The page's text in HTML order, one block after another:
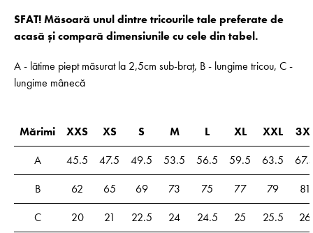
SFAT! Măsoară unul dintre tricourile tale preferate de
acasă și compară dimensiunile cu cele din tabel.
A - lătime piept măsurat la 2,5cm sub-braț, B - lungime tricou, C -
lungime mânecă
Mărimi XXS XS S M L XL XXL
A
45.5 47.5 49.5 53.5 56.5 59.5 63.5
B
62 65 69 73 75 77 79
81
C
20 21 22.5 24 24.5 25 25.5 26